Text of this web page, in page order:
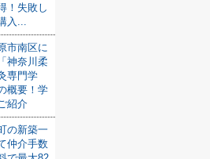
！失敗し
入...
市南区に
神奈川柔
専門学
概要！学
紹介
の新築一
仲介手数